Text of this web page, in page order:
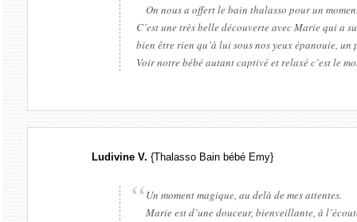
On nous a offert le bain thalasso pour un
C’est une très belle découverte avec Marie qui a
bien être rien qu’à lui sous nos yeux épanouie, un
Voir notre bébé autant captivé et relaxé c’est le
Ludivine V. {Thalasso Bain bébé Emy}
Un moment magique, au delà de mes attentes.
Marie est d’une douceur, bienveillante, à